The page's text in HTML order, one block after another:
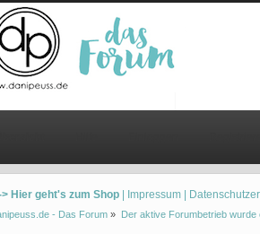
> Hier geht's zum Shop | Impressum |
- Das Forum » Der aktive Forumbetrieb